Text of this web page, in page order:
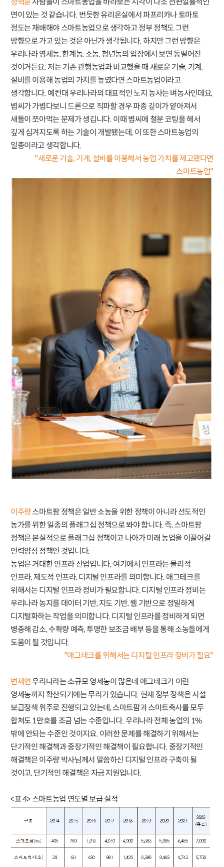
면이 있는 것 같습니다. 번듯한 유리온실에서 파프리카나 토마토
정도는 재배해야 스마트농업으로 생각하고 정부 정책도 그런
방향으로 가고 있는 것은 아닌가 생각됩니다. 하지만 그런 방향은
우리나라 영세농, 한계농, 소농, 청년농의 입장에서 보면 동떨어진
것이거든요. 저는 기존 관행농업과 비교했을 때 새로운 기술, 기계,
설비를 이용해 농업의 가치를 높였다면 스마트농업이라고
생각합니다. 예컨대 우리나라의 대표적인 노지 농사는 벼농사인데요,
볍씨가 가볍다보니 드론으로 직파할 경우 파종 깊이가 얕아져서
새들이 쪼아먹는 문제가 생깁니다. 이때 볍씨에 철분 코팅을 해서
깊게 심겨지도록 하는 기술이 개발됐는데, 이 또한 스마트농업의
일종이라고 생각합니다.
"새로운 기술, 기계, 설비를 이용해서 농업 가치를 제고했다면
스마트농업"
이주량스마트팜 정책은 일반 소농을 위한 정책이 아니라 선도적인
농가를 위한 일종의 플래그십 정책으로 봐야 합니다. 즉, 스마트팜
정책은 본질적으로 플래그십 정책이고 나아가 미래 농업을 이끌어갈
인력양성 정책인 것입니다.
농업은 거대한 인프라 산업입니다. 여기에서 인프라는 물리적
인프라, 제도적 인프라, 디지털 인프라를 의미합니다. 애그테크를
위해서는 디지털 인프라 정비가 필요합니다. 디지털 인프라 정비는
우리나라 농지를 데이터 기반, 지도 기반, 웹 기반으로 정밀하게
디지털화하는 작업을 의미합니다. 디지털 인프라를 정비하게 되면
병충해 감소, 수확량 예측, 투명한 보조금 배부 등을 통해 소농들에게
도움이 될 것입니다.
"애그테크를 위해서는 디지털 인프라 정비가 필요"
변재연우리나라는 소규모 영세농이 많은데 애그테크가 이런
영세농까지 확산되기에는 무리가 있습니다. 현재 정부 정책은 시설
보급정책 위주로 진행되고 있는데, 스마트팜과 스마트축사를 모두
합쳐도 1만호를 조금 넘는 수준입니다. 우리나라 전체 농업의 1%
밖에 안되는 수준인 것이지요. 이러한 문제를 해결하기 위해서는
단기적인 해결책과 중장기적인 해결책이 필요합니다. 중장기적인
해결책은 이주량 박사님께서 말씀하신 디지털 인프라 구축이 될
것이고, 단기적인 해결책은 자금 지원입니다.
<표 4> 스마트농업 연도별 보급 실적